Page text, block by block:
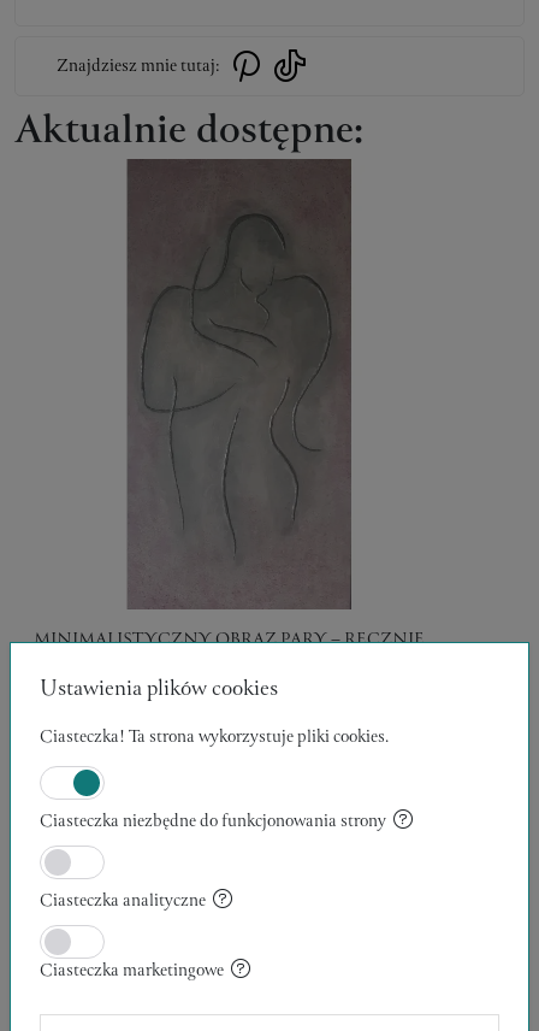
Znajdziesz mnie tutaj:
Aktualnie dostępne:
MINIMALISTYCZNY OBRAZ PARY – RĘCZNIE
100 x 50 x 2 cm
Malka fit&art
MALARSTWO
POKAŻ WIĘCEJ
Ustawienia plików cookies
Ciasteczka! Ta strona wykorzystuje pliki cookies.
Ciasteczka niezbędne do funkcjonowania strony
Ciasteczka analityczne
Ciasteczka marketingowe